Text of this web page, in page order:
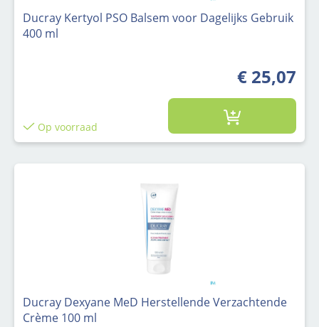
Ducray Kertyol PSO Balsem voor Dagelijks Gebruik
400 ml
€ 25,07
Op voorraad
Ducray Dexyane MeD Herstellende Verzachtende
Crème 100 ml